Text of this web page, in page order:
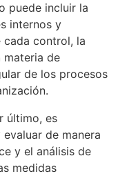
puede incluir la
internos y
cada control, la
materia de
de los procesos
último, es
de manera
y el análisis de
medidas